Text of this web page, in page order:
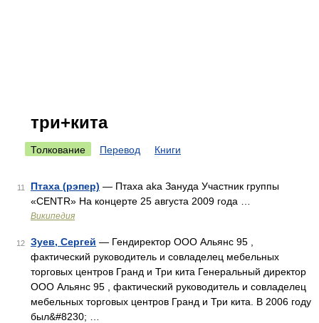
три+кита
Толкование Перевод Книги
11 Птаха (рэпер) — Птаха aka Зануда Участник группы
«CENTR» На концерте 25 августа 2009 года …
Википедия
12 Зуев, Сергей — Гендиректор ООО Альянс 95 ,
фактический руководитель и совладелец мебельных
торговых центров Гранд и Три кита Генеральный директор
ООО Альянс 95 , фактический руководитель и совладелец
мебельных торговых центров Гранд и Три кита. В 2006 году
был&#8230; …